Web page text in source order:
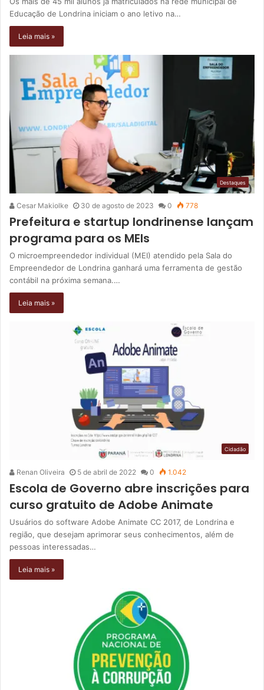
Educação de Londrina iniciam o ano letivo na…
Leia mais »
Destaques
Cesar Makiolke 30 de agosto de 2023 0 778
Prefeitura e startup londrinense lançam
programa para os MEIs
O microempreendedor individual (MEI) atendido pela Sala do
Empreendedor de Londrina ganhará uma ferramenta de gestão
contábil na próxima semana.…
Leia mais »
Cidadão
Renan Oliveira 5 de abril de 2022 0 1.042
Escola de Governo abre inscrições para
curso gratuito de Adobe Animate
Usuários do software Adobe Animate CC 2017, de Londrina e
região, que desejam aprimorar seus conhecimentos, além de
pessoas interessadas…
Leia mais »